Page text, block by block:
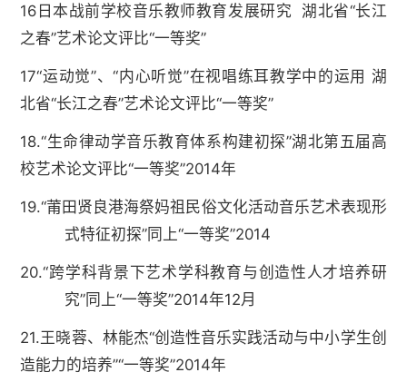
16日本战前学校音乐教师教育发展研究 湖北省“长江
之春”艺术论文评比“一等奖”
17“运动觉”、“内心听觉”在视唱练耳教学中的运用 湖
北省“长江之春”艺术论文评比“一等奖”
18.“生命律动学音乐教育体系构建初探”湖北第五届高
校艺术论文评比“一等奖”2014年
19.“莆田贤良港海祭妈祖民俗文化活动音乐艺术表现形
式特征初探”同上“一等奖”2014
20.“跨学科背景下艺术学科教育与创造性人才培养研
究”同上“一等奖”2014年12月
21.王晓蓉、林能杰“创造性音乐实践活动与中小学生创
造能力的培养”“一等奖”2014年